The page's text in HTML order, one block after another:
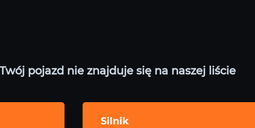
pojazd nie znajduje się na naszej liście
Silnik